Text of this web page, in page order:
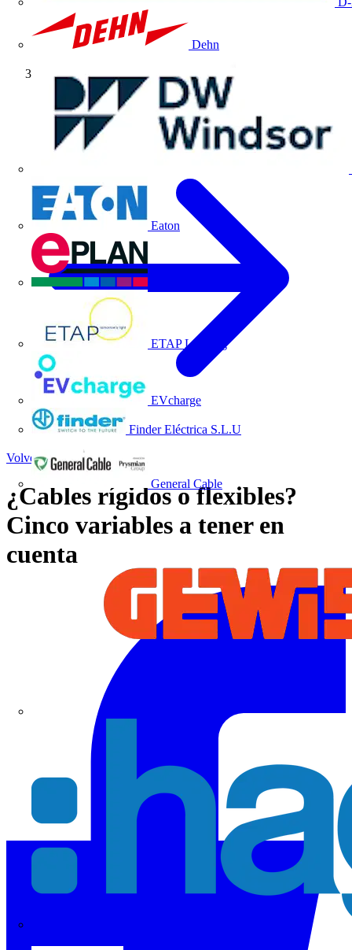
Dehn
Eaton
ETAP Lighting
EVcharge
Finder Eléctrica S.L.U
General Cable
Artículos técnicos
Volver a Noticias
¿Cables rígidos o flexibles?
Cinco variables a tener en
cuenta